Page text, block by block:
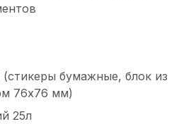
(стикеры бумажные, блок из
76х76 мм)
25л